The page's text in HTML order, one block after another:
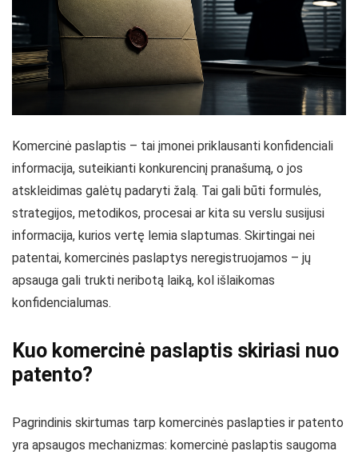
Komercinė paslaptis – tai įmonei priklausanti konfidenciali
informacija, suteikianti konkurencinį pranašumą, o jos
atskleidimas galėtų padaryti žalą. Tai gali būti formulės,
strategijos, metodikos, procesai ar kita su verslu susijusi
informacija, kurios vertę lemia slaptumas. Skirtingai nei
patentai, komercinės paslaptys neregistruojamos – jų
apsauga gali trukti neribotą laiką, kol išlaikomas
konfidencialumas.
Kuo komercinė paslaptis skiriasi nuo
patento?
Pagrindinis skirtumas tarp komercinės paslapties ir patento
yra apsaugos mechanizmas: komercinė paslaptis saugoma